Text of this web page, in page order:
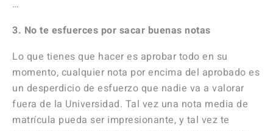
…
3. No te esfuerces por sacar buenas notas
Lo que tienes que hacer es aprobar todo en su
momento, cualquier nota por encima del aprobado es
un desperdicio de esfuerzo que nadie va a valorar
fuera de la Universidad. Tal vez una nota media de
matrícula pueda ser impresionante, y tal vez te